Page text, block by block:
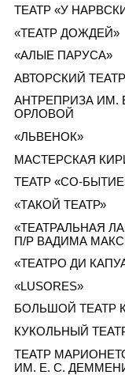
ТЕАТР «У
«ТЕАТР ДОЖДЕЙ»
«АЛЫЕ ПАРУСА»
АВТОРСКИЙ ТЕАТР
АНТРЕПРИЗА ИМ.
ОРЛОВОЙ
«ЛЬВЕНОК»
МАСТЕРСКАЯ
ТЕАТР «СО-
«ТАКОЙ ТЕАТР»
«ТЕАТРАЛЬНАЯ
П/Р ВАДИМА
«ТЕАТРО ДИ
«LUSORES»
БОЛЬШОЙ ТЕАТР
КУКОЛЬНЫЙ
ТЕАТР
ИМ. Е. С.